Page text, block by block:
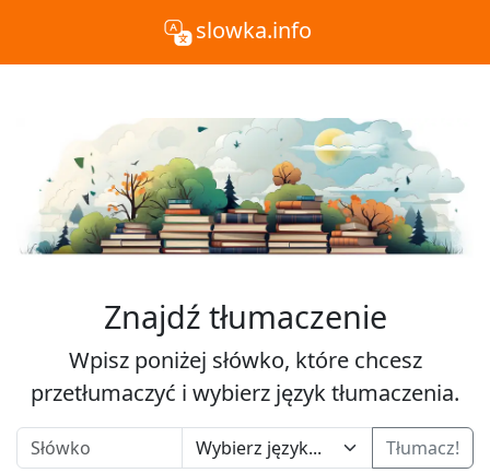
slowka.info
Znajdź tłumaczenie
Wpisz poniżej słówko, które chcesz
przetłumaczyć i wybierz język tłumaczenia.
Tłumacz!